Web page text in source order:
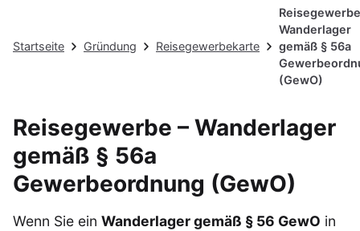
Startseite Gründung Reisegewerbekarte
Wanderlager
gemäß § 56a
(GewO)
Reisegewerbe – Wanderlager
gemäß § 56a
Gewerbeordnung (GewO)
Wenn Sie ein Wanderlager gemäß § 56 GewO in